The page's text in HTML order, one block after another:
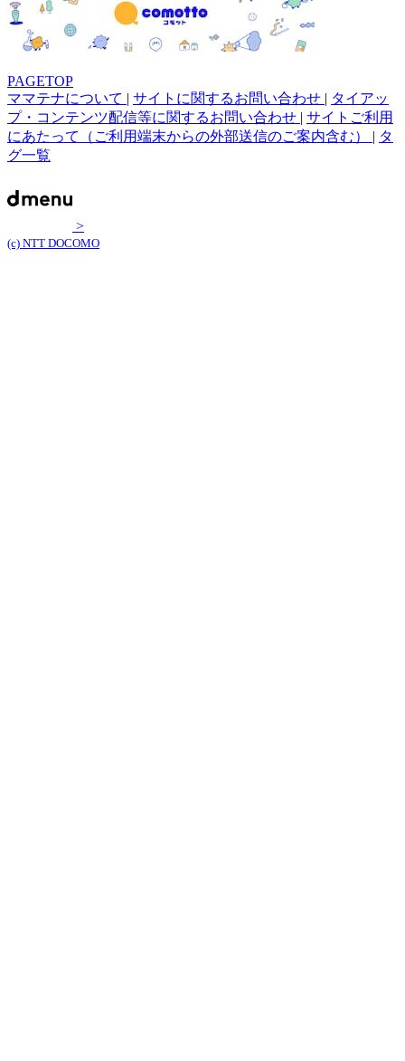
PAGETOP
ママテナについて | サイトに関するお問い合わせ | タイアッ
プ・コンテンツ配信等に関するお問い合わせ | サイトご利用
にあたって（ご利用端末からの外部送信のご案内含む） | タ
グ一覧
>
(c) NTT DOCOMO